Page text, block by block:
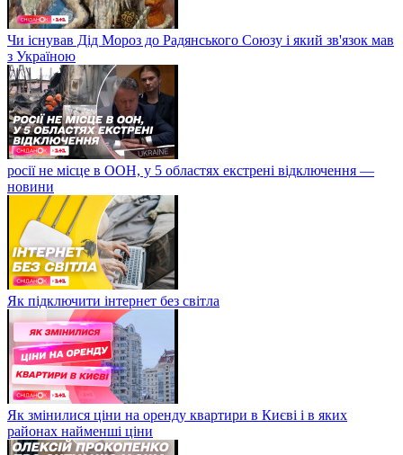
Чи існував Дід Мороз до Радянського Союзу і який зв'язок мав
з Україною
росії не місце в ООН, у 5 областях екстрені відключення —
новини
Як підключити інтернет без світла
Як змінилися ціни на оренду квартири в Києві і в яких
районах найменші ціни